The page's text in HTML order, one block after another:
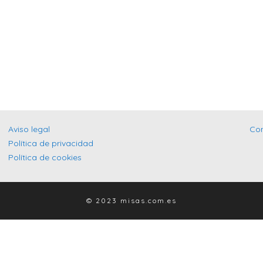
Aviso legal
Política de privacidad
Política de cookies
© 2023 misas.com.es